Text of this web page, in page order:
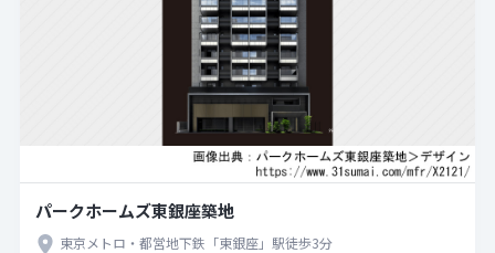
パークホームズ東銀座築地
東京メトロ・都営地下鉄「東銀座」駅徒歩3分